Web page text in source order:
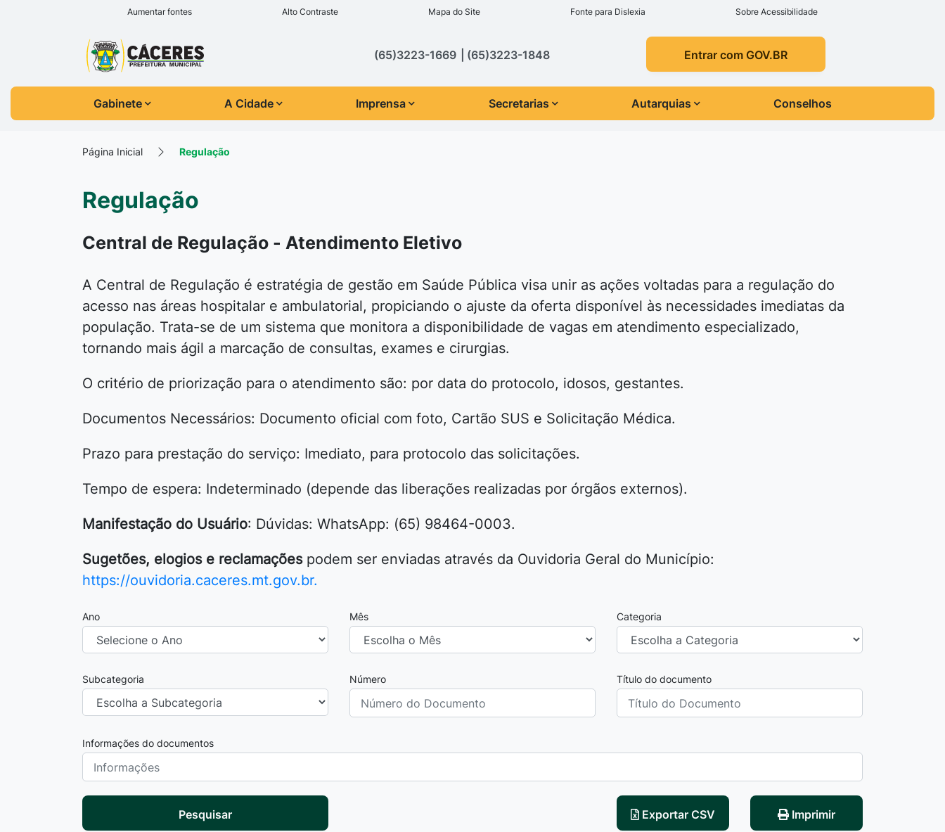
Seção de atalhos e links de acessibilidade
Ir para o conteúdo [alt+1]
Ir para a busca [alt+3]
Ir para o rodapé [alt+4]
Aumentar fontes Alto Contraste Mapa do Site Fonte para Dislexia Sobre Acessibilidade
Seção do menu principal (65)3223-1669 (65)3223-1848 Entrar com GOV.BR
Gabinete A Cidade Imprensa Secretarias Autarquias Conselhos
Página Inicial Regulação
Regulação
Central de Regulação - Atendimento Eletivo
A Central de Regulação é estratégia de gestão em Saúde Pública visa unir as ações voltadas para a regulação do
acesso nas áreas hospitalar e ambulatorial, propiciando o ajuste da oferta disponível às necessidades imediatas da
população. Trata-se de um sistema que monitora a disponibilidade de vagas em atendimento especializado,
tornando mais ágil a marcação de consultas, exames e cirurgias.
O critério de priorização para o atendimento são: por data do protocolo, idosos, gestantes.
Documentos Necessários: Documento oficial com foto, Cartão SUS e Solicitação Médica.
Prazo para prestação do serviço: Imediato, para protocolo das solicitações.
Tempo de espera: Indeterminado (depende das liberações realizadas por órgãos externos).
Manifestação do Usuário: Dúvidas: WhatsApp: (65) 98464-0003.
Sugetões, elogios e reclamaçõespodem ser enviadas através da Ouvidoria Geral do Município:
https://ouvidoria.caceres.mt.gov.br.
Ano Mês Categoria
Subcategoria Número Título do documento
Informações do documentos
Pesquisar Exportar CSV Imprimir